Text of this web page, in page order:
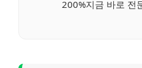
200%지금 바로 전